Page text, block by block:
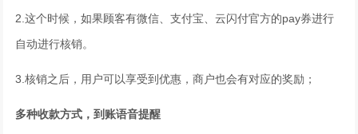
2.这个时候，如果顾客有微信、支付宝、云闪付官方的pay券进行
自动进行核销。
3.核销之后，用户可以享受到优惠，商户也会有对应的奖励；
多种收款方式，到账语音提醒